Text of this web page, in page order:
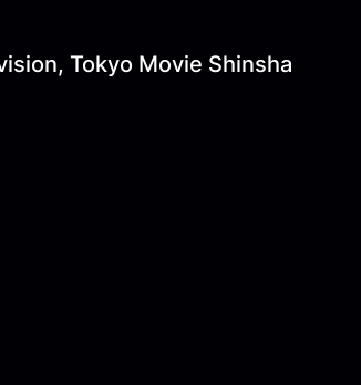
Tokyo Movie Shinsha